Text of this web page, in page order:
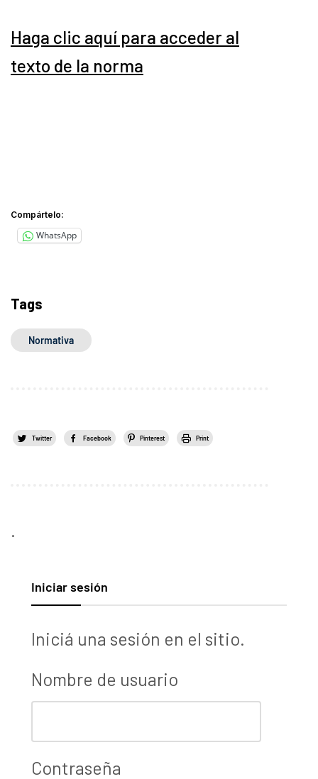
Haga clic aquí para acceder al
texto de la norma
Compártelo:
WhatsApp
Tags
Normativa
Twitter Facebook Pinterest Print
.
Iniciar sesión
Iniciá una sesión en el sitio.
Nombre de usuario
Contraseña